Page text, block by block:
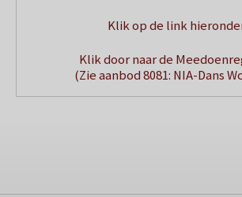
Klik op de link
Klik door naar de
(Zie aanbod 8081: NIA-Dans